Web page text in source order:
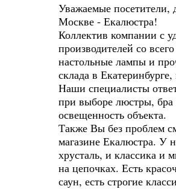
Уважаемые посетители,
Москве - Екалюстра!
Коллектив компании с
производителей со
настольные лампы и
склада в
Наши специалисты
при выборе люстры, бра
освещенность объекта.
Также Вы без проблем
магазине Екалюстра. У
хрусталь, и классика и
на цепочках. Есть
саун, есть строгие